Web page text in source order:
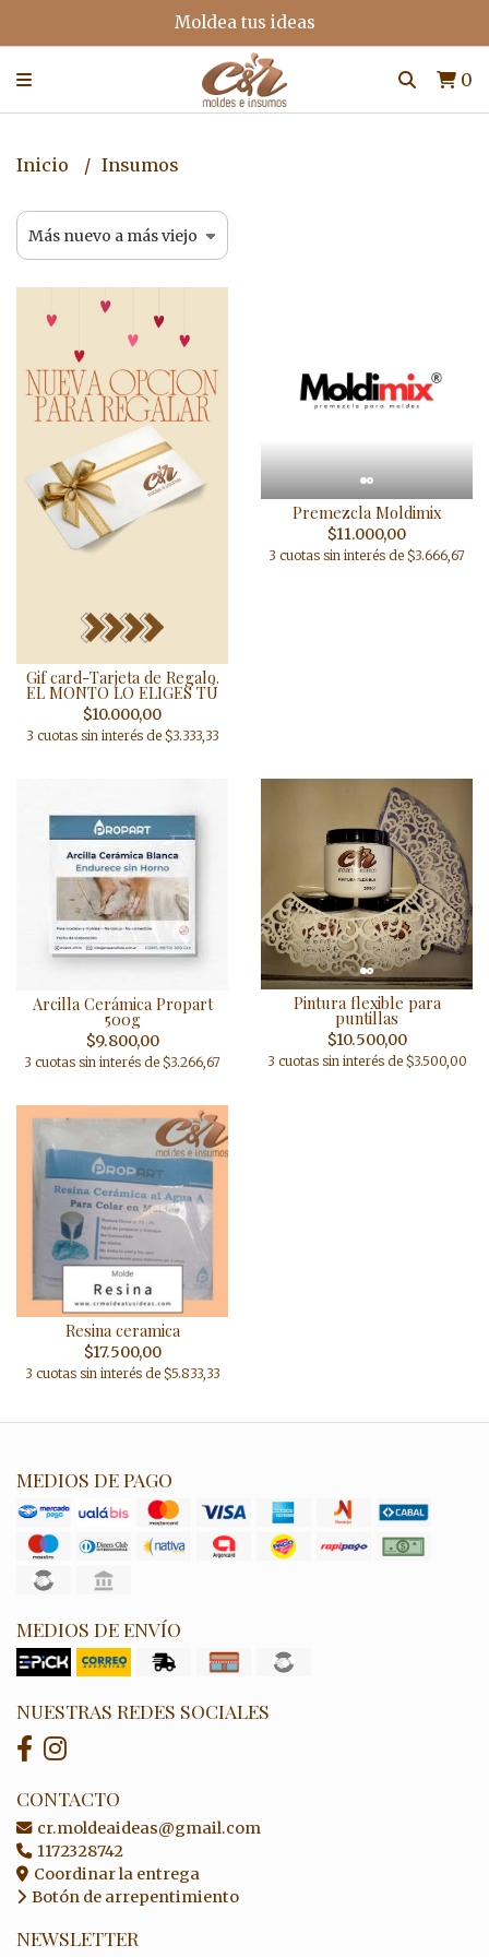
Moldea tus ideas
0
Inicio Insumos
Gif card-Tarjeta de Regalo.
EL MONTO LO ELIGES TÚ
$10.000,00
3 cuotas sin interés de $3.333,33
Premezcla Moldimix
$11.000,00
3 cuotas sin interés de $3.666,67
Arcilla Cerámica Propart
500g
$9.800,00
3 cuotas sin interés de $3.266,67
Pintura flexible para
puntillas
$10.500,00
3 cuotas sin interés de $3.500,00
Resina ceramica
$17.500,00
3 cuotas sin interés de $5.833,33
MEDIOS DE PAGO
MEDIOS DE ENVÍO
NUESTRAS REDES SOCIALES
CONTACTO
cr.moldeaideas@gmail.com
1172328742
Coordinar la entrega
Botón de arrepentimiento
NEWSLETTER